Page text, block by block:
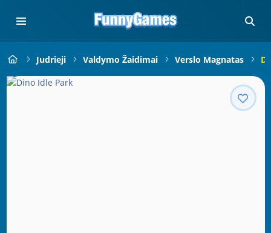
Judrieji Valdymo Žaidimai Verslo Magnatas